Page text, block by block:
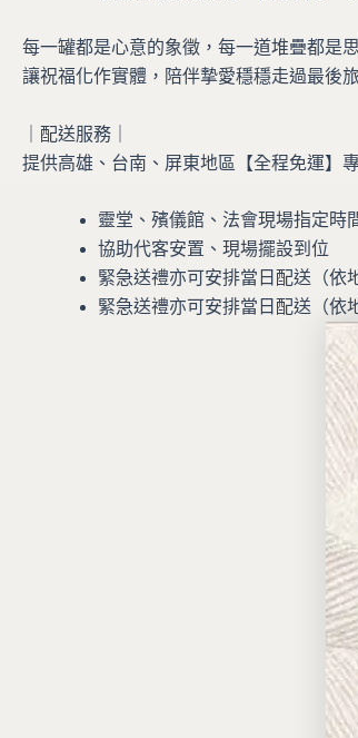
每一罐都是心意的象徵，每一道堆疊都是
讓祝福化作實體，陪伴摯愛穩穩走過最後
｜配送服務｜
提供高雄、台南、屏東地區【全程免運】
靈堂、殯儀館、法會現場指定時
協助代客安置、現場擺設到位
緊急送禮亦可安排當日配送（依
緊急送禮亦可安排當日配送（依